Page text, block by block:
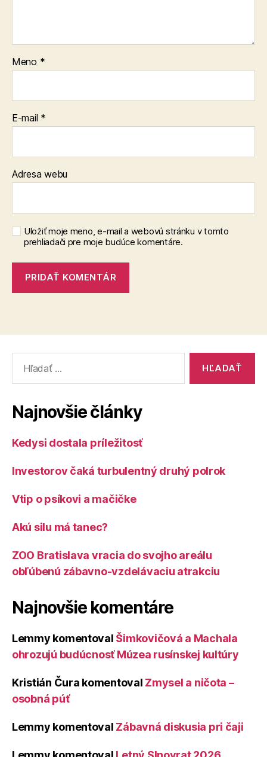
Meno *
E-mail *
Adresa webu
Uložiť moje meno, e-mail a webovú stránku v tomto
prehliadači pre moje budúce komentáre.
Najnovšie články
Kedysi dostala príležitosť
Investorov čaká turbulentný druhý polrok
Vtip o psíkovi a mačičke
Akú silu má tanec?
ZOO Bratislava vracia do svojho areálu
obľúbenú zábavno-vzdelávaciu atrakciu
Najnovšie komentáre
Lemmy komentoval Šimkovičová a Machala
ohrozujú budúcnosť Múzea rusínskej kultúry
Kristián Čura komentoval Zmysel a ničota –
osobná púť
Lemmy komentoval Zábavná diskusia pri čaji